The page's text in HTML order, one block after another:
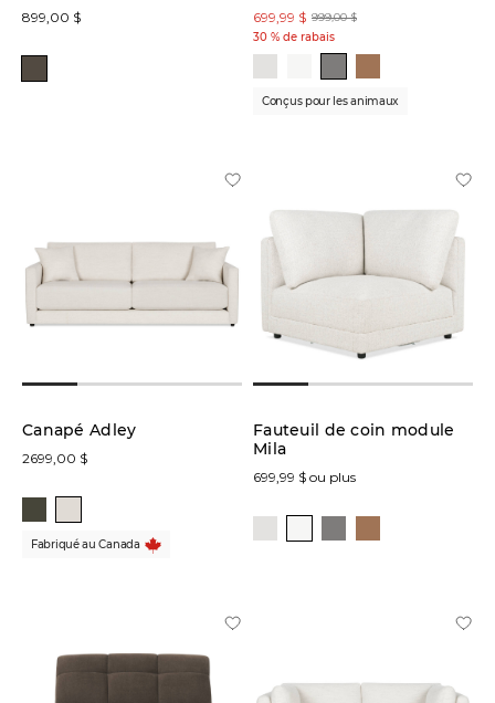
899,00 $ 999,00 $
699,99 $
30 % de rabais
Conçus pour les animaux
Canapé Adley
2699,00 $
Fabriqué au Canada
Fauteuil de coin module
Mila
699,99 $ ou plus